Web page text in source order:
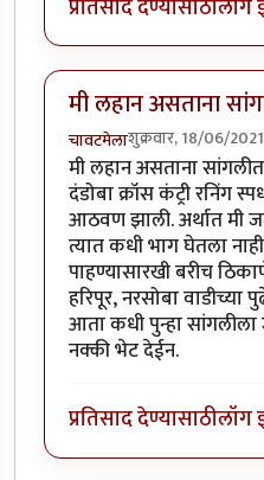
मी लहान असताना
चावटमेलाशुक्रवार, 18/06/
मी लहान असताना
दंडोबा क्रॉस कंट्री रनिंग
आठवण झाली. अर्थात
त्यात कधी भाग घेतला
पाहण्यासारखी बरीच
हरिपूर, नरसोबा वाडीच्या
आता कधी पुन्हा
नक्की भेट देईन.
प्रतिसाद देण्यासाठीलॉग